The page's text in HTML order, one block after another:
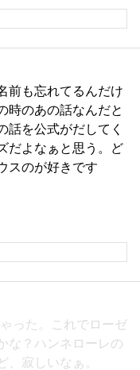
前も忘れてるんだけ
時のあの話なんだと
話を公式がだしてく
だよなぁと思う。ど
スのが好きです
った。これでローゼ
な？ハンネローレの
、寂しいなぁ。